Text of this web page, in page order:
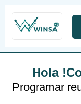
Hola
Programar